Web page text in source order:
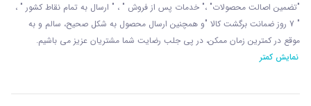
"تضمين اصالت محصولات" ،" خدمات پس از فروش " ، " ارسال به تمام نقاط کشور " ،
" 7 روز ضمانت برگشت کالا "و همچنين ارسال محصول به شکل صحيح، سالم و به
موقع در کمترين زمان ممکن، در پی جلب رضايت شما مشتريان عزیز می باشيم.
نمایش کمتر